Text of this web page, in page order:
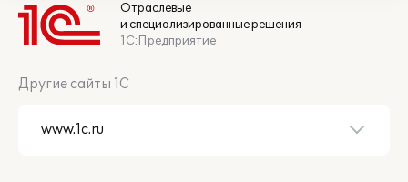
Отраслевые
и специализированные решения
1С:Предприятие
Другие сайты 1С